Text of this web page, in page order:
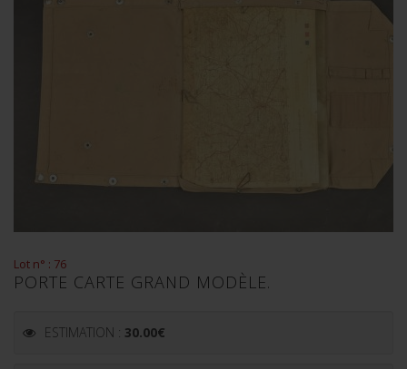
Lot n° : 76
PORTE CARTE GRAND MODÈLE.
ESTIMATION : 30.00€